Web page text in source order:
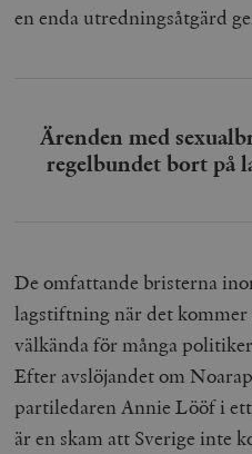
en enda utredningsåtgärd
Ärenden med
regelbundet bort på
De omfattande bristerna
lagstiftning när det
välkända för många
Efter avslöjandet om
partiledaren Annie Lööf i ett
är en skam att Sverige inte